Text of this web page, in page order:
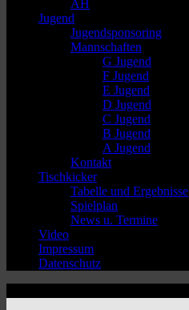
AH
Jugend
Jugendsponsoring
Mannschaften
G Jugend
F Jugend
E Jugend
D Jugend
C Jugend
B Jugend
A Jugend
Kontakt
Tischkicker
Tabelle und Ergebnisse
Spielplan
News u. Termine
Video
Impressum
Datenschutz